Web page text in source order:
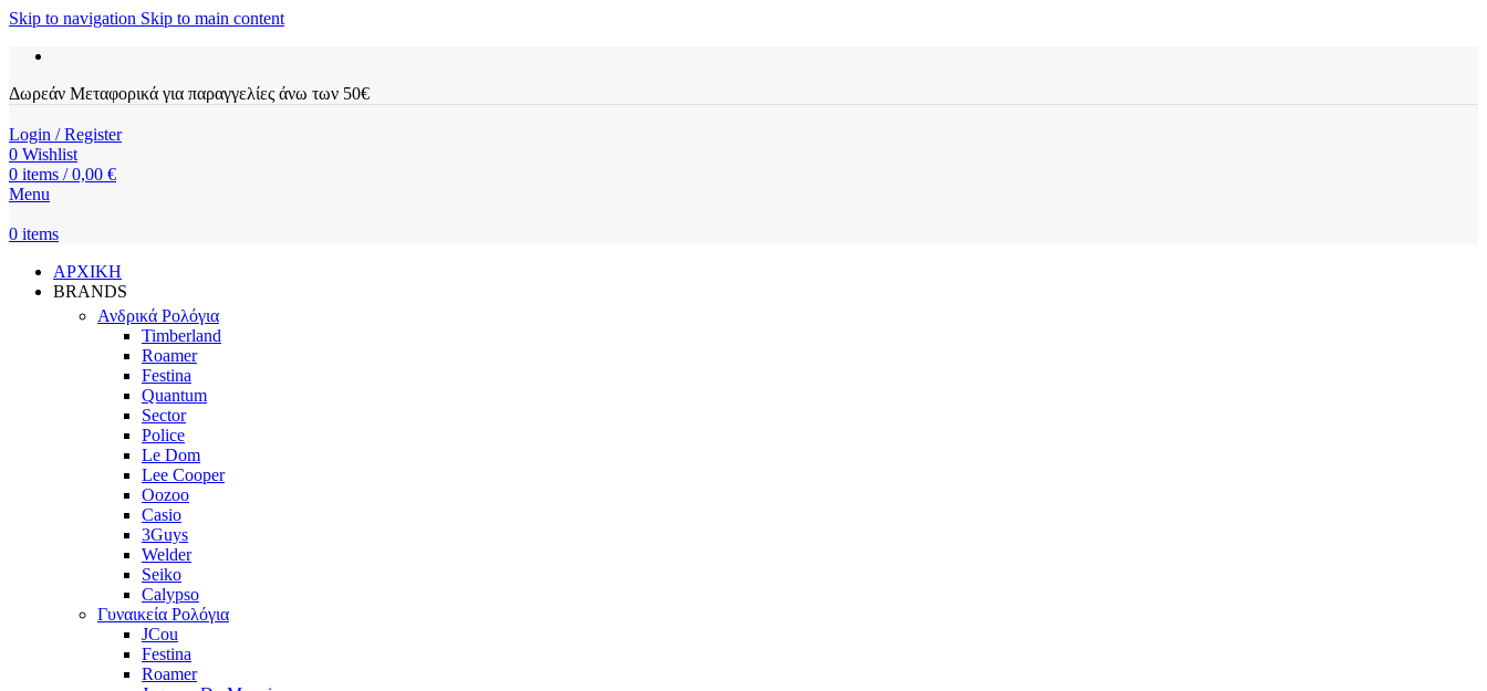
Skip to navigation Skip to main content
Δωρεάν Μεταφορικά για παραγγελίες άνω των 50€
Login / Register
0 Wishlist
0 items / 0,00 €
Menu
0 items
ΑΡΧΙΚΗ
BRANDS
Ανδρικά Ρολόγια
Timberland
Roamer
Festina
Quantum
Sector
Police
Le Dom
Lee Cooper
Oozoo
Casio
3Guys
Welder
Seiko
Calypso
Γυναικεία Ρολόγια
JCou
Festina
Roamer